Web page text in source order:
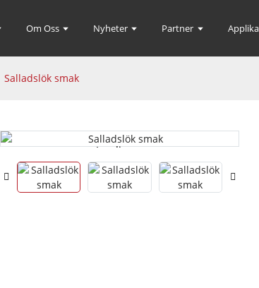
Om Oss Nyheter Partner
Salladslök smak
Loading...
Loading...